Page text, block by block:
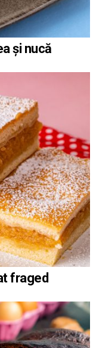
și nucă
fraged